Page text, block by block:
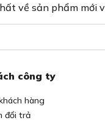
về sản phẩm mới
công ty
hàng
đổi trả